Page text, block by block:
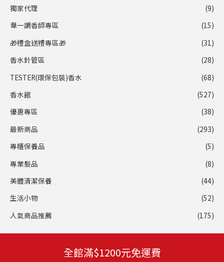
獨家代理
(9)
韋一調香師專區
(15)
🎁禮盒送禮專區🎁
(31)
香水針管區
(28)
TESTER(環保包裝)香水
(68)
香水館
(527)
優惠專區
(38)
最新商品
(293)
專櫃保養品
(5)
專業髮品
(8)
美體清潔保養
(44)
生活小物
(52)
人氣商品推薦
(175)
全館滿$1200元免運費